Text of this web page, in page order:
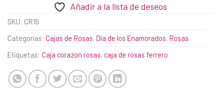
Añadir a la lista de deseos
SKU: CR15
Categorías: Cajas de Rosas, Día de los Enamorados, Rosas
Etiquetas: Caja corazon rosas, caja de rosas ferrero